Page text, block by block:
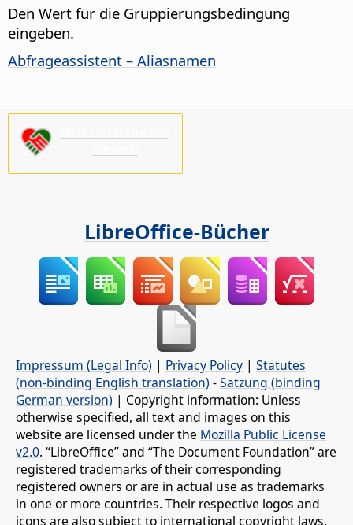
Den Wert für die Gruppierungsbedingung
eingeben.
Abfrageassistent – Aliasnamen
LibreOffice-Bücher
Impressum (Legal Info) | Privacy Policy | Statutes
(non-binding English translation) -Satzung (binding
German version) | Copyright information: Unless
otherwise specified, all text and images on this
website are licensed under the Mozilla Public License
v2.0. “LibreOffice” and “The Document Foundation” are
registered trademarks of their corresponding
registered owners or are in actual use as trademarks
in one or more countries. Their respective logos and
icons are also subject to international copyright laws.